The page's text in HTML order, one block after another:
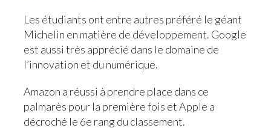
Les étudiants ont entre autres préféré le géant
Michelin en matière de développement. Google
est aussi très apprécié dans le domaine de
l’innovation et du numérique.
Amazon a réussi à prendre place dans ce
palmarès pour la première fois et Apple a
décroché le 6e rang du classement.